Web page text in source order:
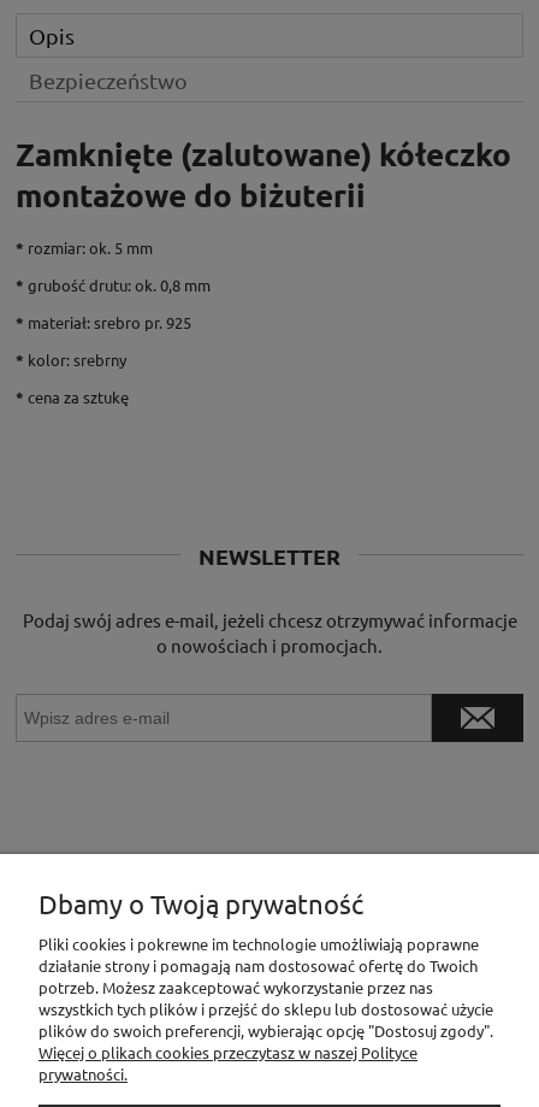
Opis
Bezpieczeństwo
Zamknięte (zalutowane) kółeczko
montażowe do biżuterii
* rozmiar: ok. 5 mm
* grubość drutu: ok. 0,8 mm
* materiał: srebro pr. 925
* kolor: srebrny
* cena za sztukę
NEWSLETTER
Podaj swój adres e-mail, jeżeli chcesz otrzymywać informacje
o nowościach i promocjach.
INFORMACJE
MOJE KONTO
Dbamy o Twoją prywatność
Pliki cookies i pokrewne im technologie umożliwiają poprawne
działanie strony i pomagają nam dostosować ofertę do Twoich
potrzeb. Możesz zaakceptować wykorzystanie przez nas
wszystkich tych plików i przejść do sklepu lub dostosować użycie
plików do swoich preferencji, wybierając opcję "Dostosuj zgody".
Więcej o plikach cookies przeczytasz w naszej Polityce
prywatności.